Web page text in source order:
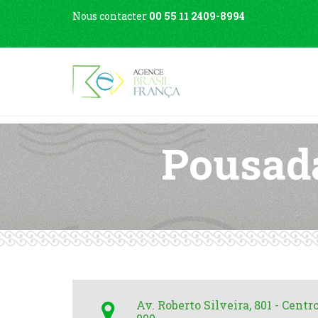
Nous contacter 00 55 11 2409-8994
Av. Roberto Silveira, 801 -